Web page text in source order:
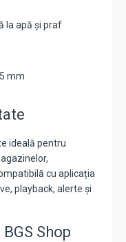
la apă și praf
mm
ideală pentru
cu aplicația
playback, alerte și
Shop